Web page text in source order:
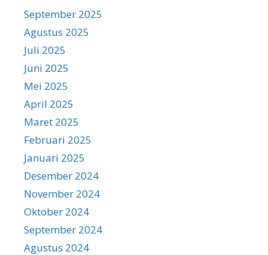
September 2025
Agustus 2025
Juli 2025
Juni 2025
Mei 2025
April 2025
Maret 2025
Februari 2025
Januari 2025
Desember 2024
November 2024
Oktober 2024
September 2024
Agustus 2024